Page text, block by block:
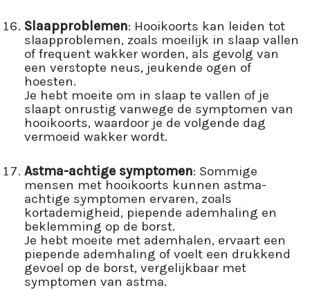
Slaapproblemen: Hooikoorts kan leiden tot
slaapproblemen, zoals moeilijk in slaap vallen
of frequent wakker worden, als gevolg van
een verstopte neus, jeukende ogen of
hoesten.
Je hebt moeite om in slaap te vallen of je
slaapt onrustig vanwege de symptomen van
hooikoorts, waardoor je de volgende dag
vermoeid wakker wordt.
Astma-achtige symptomen: Sommige
mensen met hooikoorts kunnen astma-
achtige symptomen ervaren, zoals
kortademigheid, piepende ademhaling en
beklemming op de borst.
Je hebt moeite met ademhalen, ervaart een
piepende ademhaling of voelt een drukkend
gevoel op de borst, vergelijkbaar met
symptomen van astma.